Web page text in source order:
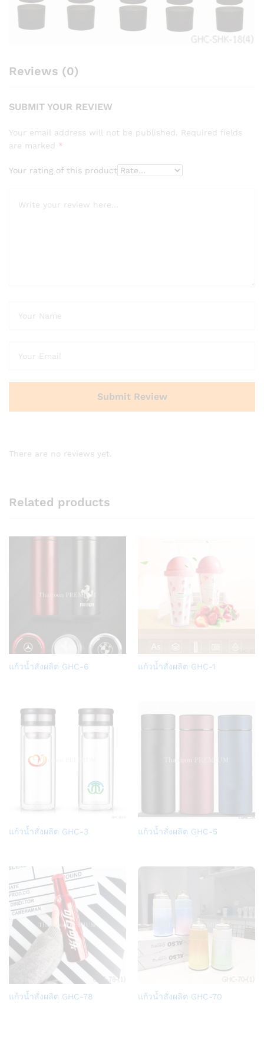
Reviews (0)
SUBMIT YOUR REVIEW
Your email address will not be published. Required fields
are marked *
Your rating of this product
There are no reviews yet.
Related products
Add
แก้วน้ำสั่งผลิต GHC-6
Add
แก้วน้ำสั่งผลิต GHC-1
Add
list
แก้วน้ำสั่งผลิต GHC-3
Add
list
แก้วน้ำสั่งผลิต GHC-5
Add
แก้วน้ำสั่งผลิต GHC-78
Add
แก้วน้ำสั่งผลิต GHC-70